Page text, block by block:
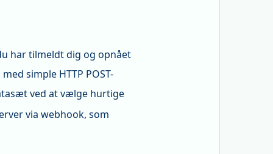
har tilmeldt dig og opnået
simple HTTP POST-
ved at vælge hurtige
via webhook, som